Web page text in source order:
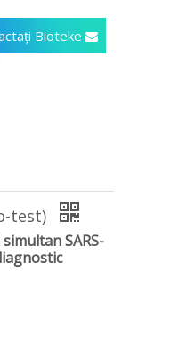
Bioteke
test)
SARS-